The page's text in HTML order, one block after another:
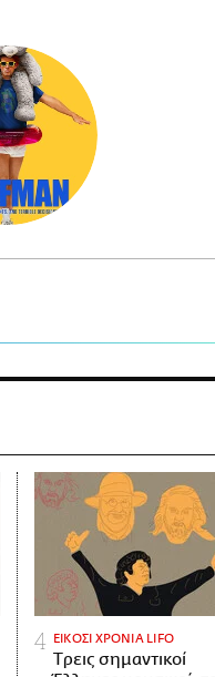
ΕΙΚΟΣΙ ΧΡΟΝΙΑ LIFO
Tρεις σημαντικοί